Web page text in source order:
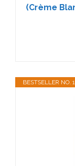
(Crème
BESTSELLER NO.